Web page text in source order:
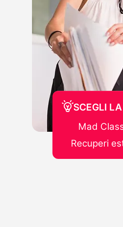
SCEGLI
Mad
Recuperi